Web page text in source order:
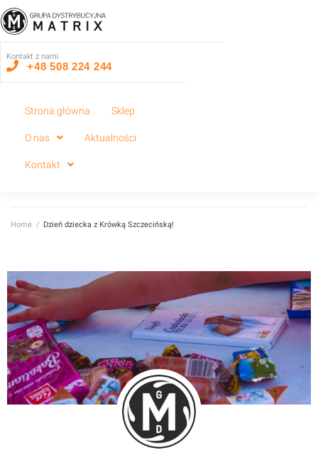
Strona główna Sklep
O nas Aktualności
Kontakt
Kontakt z nami
+48 508 224 244
Home / Dzień dziecka z Krówką Szczecińską!